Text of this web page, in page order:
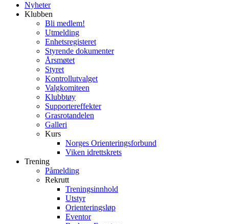
Nyheter
Klubben
Bli medlem!
Utmelding
Enhetsregisteret
Styrende dokumenter
Årsmøtet
Styret
Kontrollutvalget
Valgkomiteen
Klubbtøy
Supportereffekter
Grasrotandelen
Galleri
Kurs
Norges Orienteringsforbund
Viken idrettskrets
Trening
Påmelding
Rekrutt
Treningsinnhold
Utstyr
Orienteringsløp
Eventor